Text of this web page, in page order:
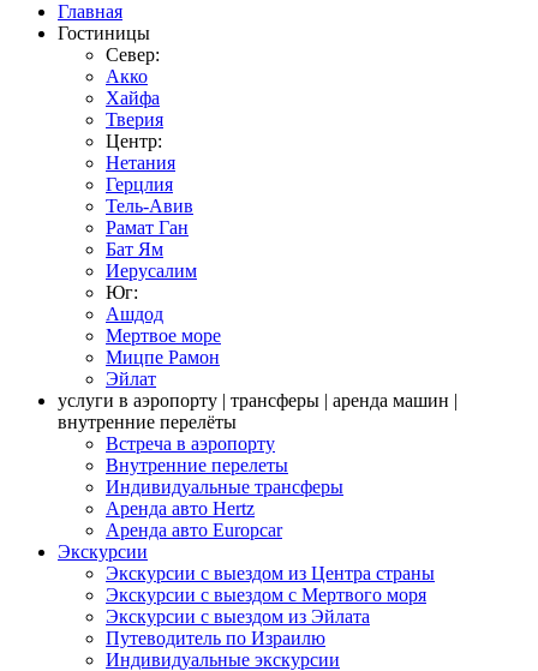
Главная
Гостиницы
Север:
Акко
Хайфа
Тверия
Центр:
Нетания
Герцлия
Тель-Авив
Рамат Ган
Бат Ям
Иерусалим
Юг:
Ашдод
Мертвое море
Мицпе Рамон
Эйлат
услуги в аэропорту | трансферы | аренда машин |
внутренние перелёты
Встреча в аэропорту
Внутренние перелеты
Индивидуальные трансферы
Аренда авто Hertz
Аренда авто Europcar
Экскурсии
Экскурсии с выездом из Центра страны
Экскурсии с выездом c Мертвого моря
Экскурсии с выездом из Эйлата
Путеводитель по Израилю
Индивидуальные экскурсии